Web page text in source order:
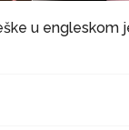
u engleskom